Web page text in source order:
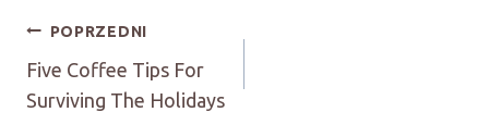
Nawigacja
Wpisu
POPRZEDNI
Five Coffee Tips For
Surviving The Holidays